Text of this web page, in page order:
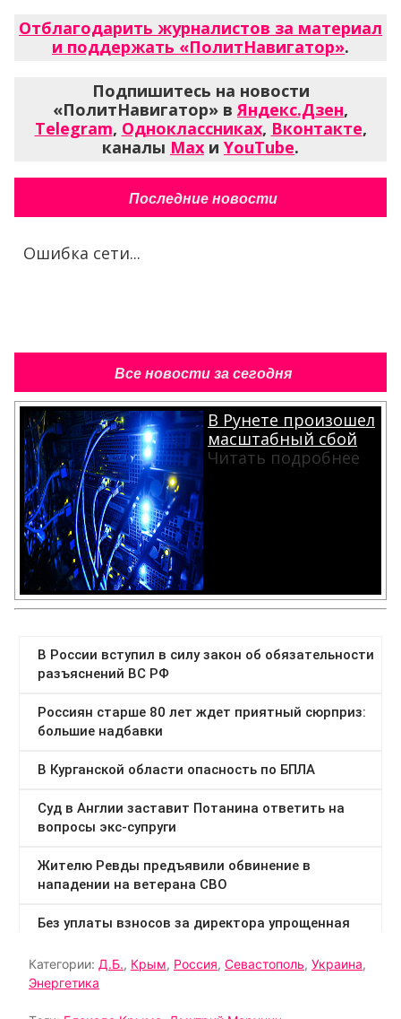
Отблагодарить журналистов за материал
и поддержать «ПолитНавигатор».
Подпишитесь на новости
«ПолитНавигатор» в Яндекс.Дзен,
Telegram, Одноклассниках, Вконтакте,
каналы Max и YouTube.
Последние новости
Ошибка сети...
Все новости за сегодня
В Рунете произошел
масштабный сбой
Читать подробнее
Категории: Д.Б., Крым, Россия, Севастополь, Украина,
Энергетика